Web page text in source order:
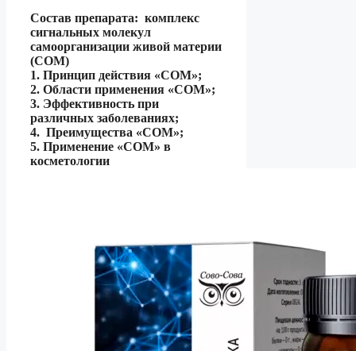
Состав препарата: комплекс
сигнальных молекул
самоорганизации живой материи
(СОМ)
1. Принцип действия «СОМ»;
2. Области применения «СОМ»;
3. Эффективность при
различных заболеваниях;
4. Преимущества «СОМ»;
5. Применение «СОМ» в
косметологии